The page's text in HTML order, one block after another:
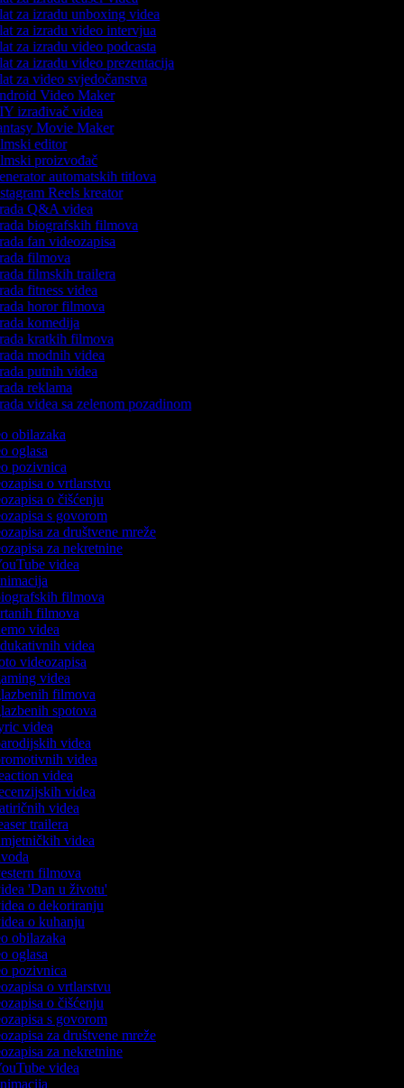
za izradu unboxing videa
za izradu video intervjua
za izradu video podcasta
za izradu video prezentacija
za video svjedočanstva
Video Maker
izrađivač videa
Movie Maker
editor
proizvođač
automatskih titlova
Reels kreator
Q&A videa
biografskih filmova
fan videozapisa
filmova
filmskih trailera
fitness videa
horor filmova
komedija
kratkih filmova
modnih videa
putnih videa
reklama
videa sa zelenom pozadinom
obilazaka
oglasa
pozivnica
o vrtlarstvu
o čišćenju
s govorom
za društvene mreže
za nekretnine
videa
filmova
filmova
videa
videa
videozapisa
videa
filmova
spotova
videa
videa
videa
videa
videa
videa
trailera
videa
filmova
'Dan u životu'
o dekoriranju
o kuhanju
obilazaka
oglasa
pozivnica
o vrtlarstvu
o čišćenju
s govorom
za društvene mreže
za nekretnine
videa